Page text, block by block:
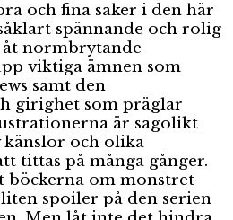
och fina saker i den här
spännande och rolig
åt normbrytande
viktiga ämnen som
samt den
girighet som präglar
är sagolikt
känslor och olika
tittas på många gånger.
böckerna om monstret
spoiler på den serien